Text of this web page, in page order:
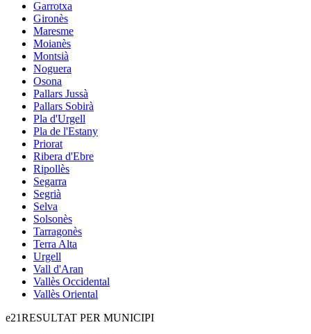
Garrotxa
Gironès
Maresme
Moianès
Montsià
Noguera
Osona
Pallars Jussà
Pallars Sobirà
Pla d'Urgell
Pla de l'Estany
Priorat
Ribera d'Ebre
Ripollès
Segarra
Segrià
Selva
Solsonès
Tarragonès
Terra Alta
Urgell
Vall d'Aran
Vallès Occidental
Vallès Oriental
e21RESULTAT PER MUNICIPI